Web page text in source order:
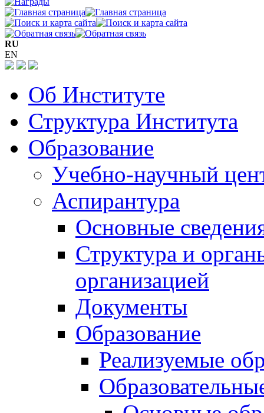
RU
EN
Об Институте
Структура Института
Образование
Учебно-научный
Аспирантура
Основные
Структура и
организацией
Документы
Образование
Реализуемые